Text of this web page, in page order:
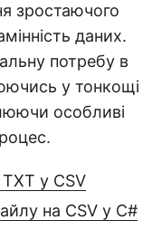
зростаючого
даних.
потребу в
у тонкощі
особливі
у CSV
на CSV у C#